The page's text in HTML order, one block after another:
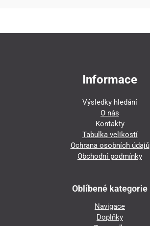
Informace
Výsledky hledání
O nás
Kontakty
Tabulka velikostí
Ochrana osobních údajů
Obchodní podmínky
Oblíbené kategorie
Navigace
Doplňky